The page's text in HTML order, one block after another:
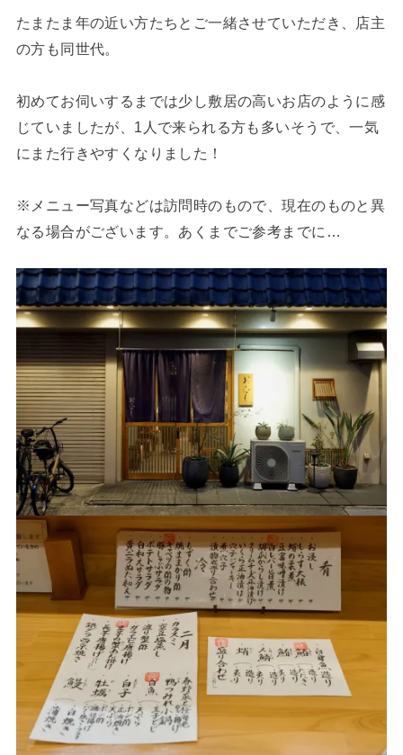
たまたま年の近い方たちとご一緒させていただき、店主
の方も同世代。
初めてお伺いするまでは少し敷居の高いお店のように感
じていましたが、1人で来られる方も多いそうで、一気
にまた行きやすくなりました！
※メニュー写真などは訪問時のもので、現在のものと異
なる場合がございます。あくまでご参考までに…